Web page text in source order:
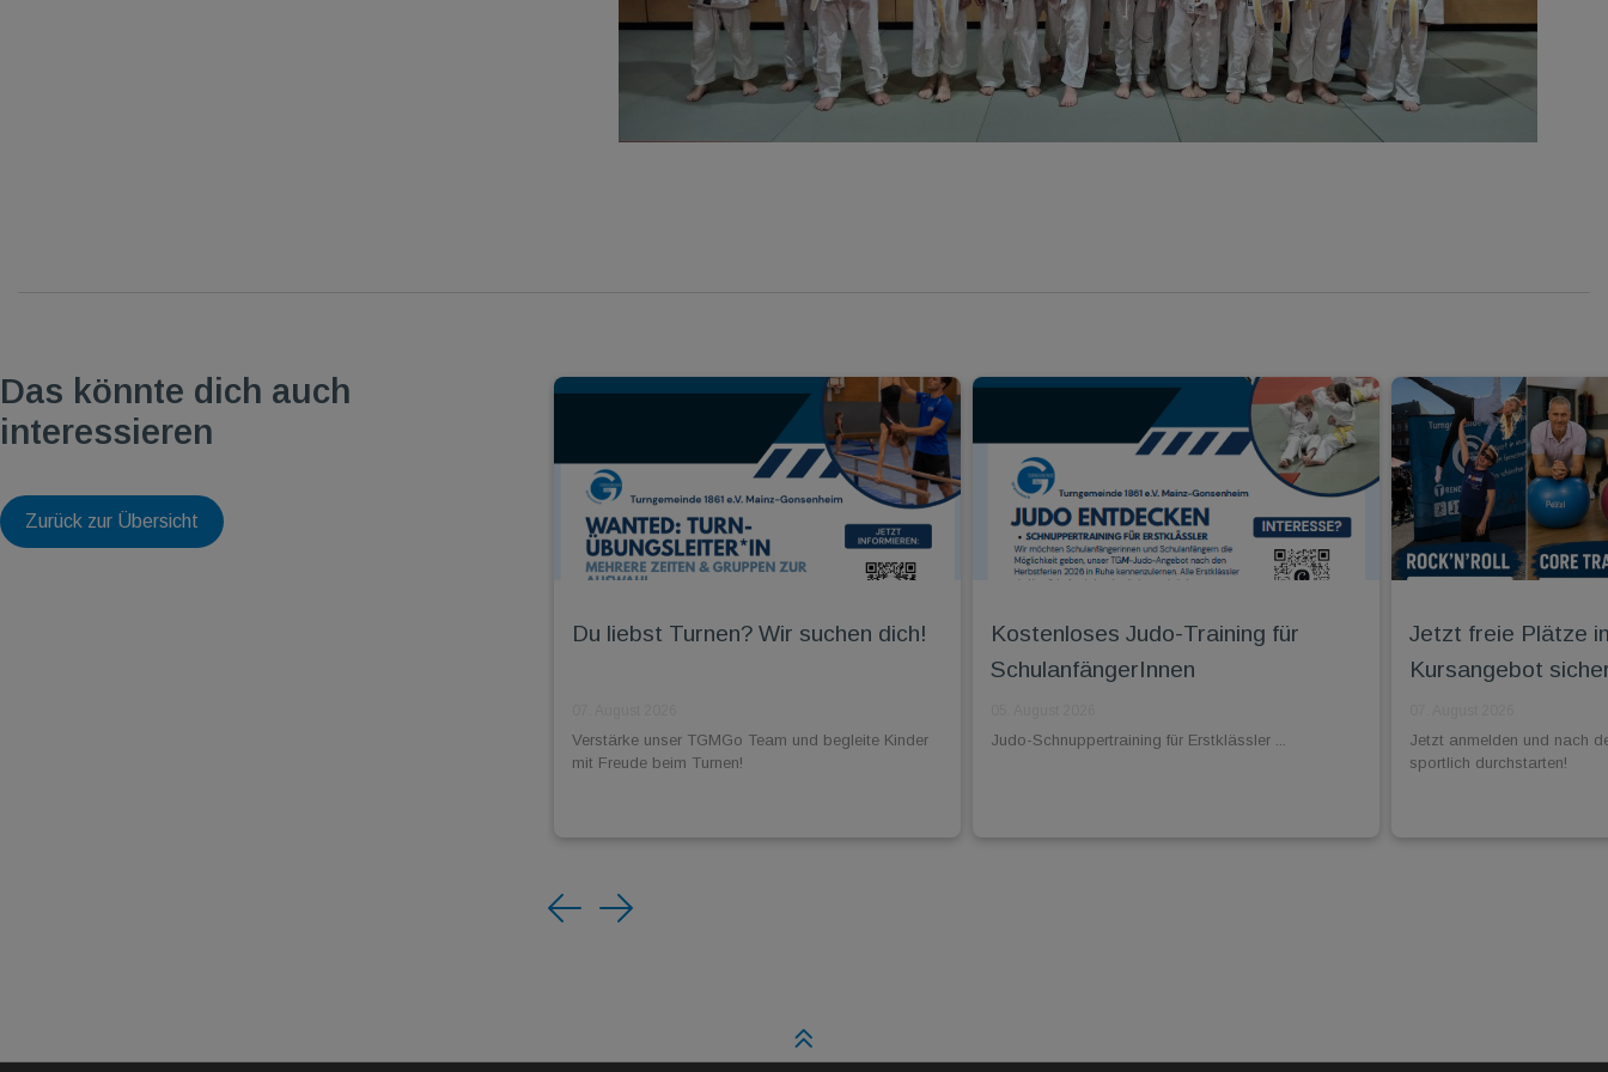
Das könnte dich auch
interessieren
Zurück zur Übersicht
Du liebst Turnen? Wir suchen dich!
Verstärke unser TGMGo Team und begleite Kinder
mit Freude beim Turnen!
Kostenloses Judo-Training für
SchulanfängerInnen
Judo-Schnuppertraining für Erstklässler ...
Jetzt freie Plätze
Kursangebot
Jetzt anmelden und nach
sportlich durchstarten!
Previous
Next